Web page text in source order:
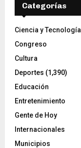
Categorías
Ciencia y Tecnología
Congreso
Cultura
Deportes (1,390)
Educación
Entretenimiento
Gente de Hoy
Internacionales
Municipios